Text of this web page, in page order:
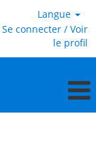
Langue
Se connecter / Voir
le profil